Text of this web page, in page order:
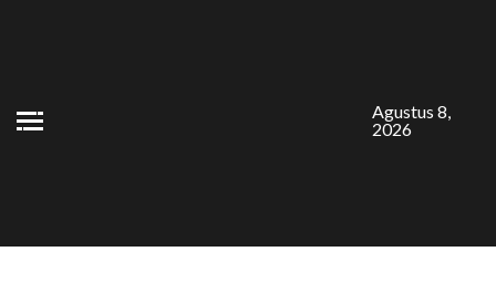
Agustus 8,
2026